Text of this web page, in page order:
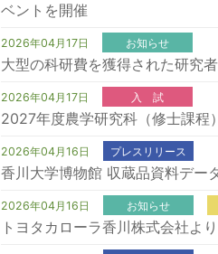
ベントを開催
2026年04月17日 お知らせ
大型の科研費を獲得された研究
2026年04月17日 入 試
2027年度農学研究科（修士課程
2026年04月16日 プレスリリース
香川大学博物館 収蔵品資料デー
2026年04月16日 お知らせ
トヨタカローラ香川株式会社よ